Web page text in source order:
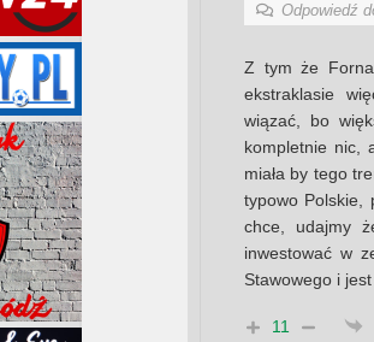
Odpowiedź
Z tym że
ekstraklasie
wiązać, bo
kompletnie nic,
miała by tego
typowo Polskie,
chce, udajmy
inwestować w
Stawowego i
11